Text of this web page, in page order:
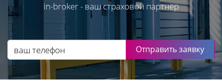
in-broker - ваш страховой партнёр
Отправить заявку